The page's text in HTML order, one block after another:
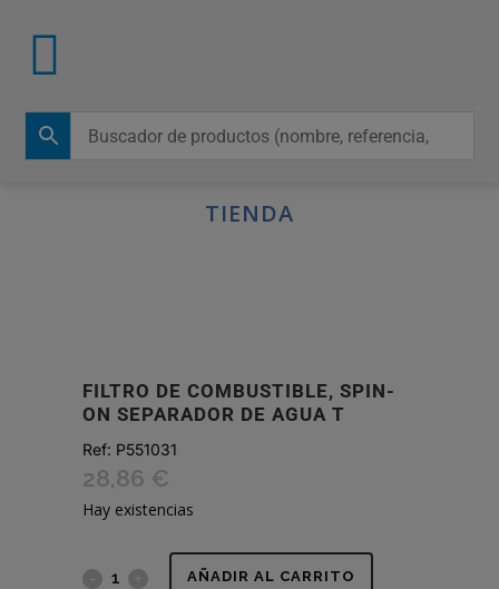
TIENDA
FILTRO DE COMBUSTIBLE, SPIN-
ON SEPARADOR DE AGUA T
Ref: P551031
28,86 €
Hay existencias
FILTRO AÑADIR AL CARRITO